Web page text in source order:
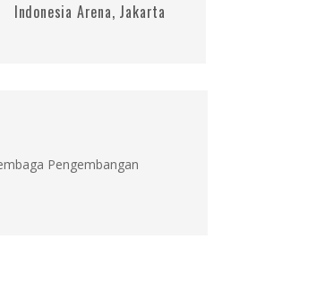
Indonesia Arena, Jakarta
Pengembangan